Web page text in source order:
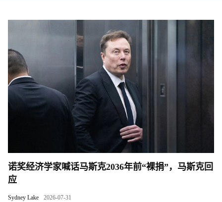
诺奖经济学家喊话马斯克2036年前“裸捐”，马斯克回
应
Sydney Lake 2026-07-31